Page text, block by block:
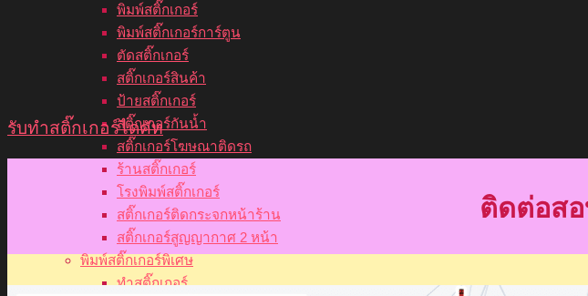
พิมพ์สติ๊กเกอร์
พิมพ์สติ๊กเกอร์การ์ตูน
ตัดสติ๊กเกอร์
สติ๊กเกอร์สินค้า
ป้ายสติ๊กเกอร์
สติ๊กเกอร์กันน้ำ
สติ๊กเกอร์โฆษณาติดรถ
ร้านสติ๊กเกอร์
โรงพิมพ์สติ๊กเกอร์
สติ๊กเกอร์ติดกระจกหน้าร้าน
สติ๊กเกอร์สูญญากาศ 2 หน้า
พิมพ์สติ๊กเกอร์พิเศษ
ทำสติ๊กเกอร์
รับทําสติ๊กเกอร์ไดคัท
ติดต่อส